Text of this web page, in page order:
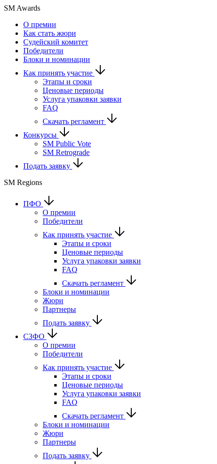
SM Awards
О премии
Как стать жюри
Судейский комитет
Победители
Блоки и номинации
Как принять участие
Этапы и сроки
Ценовые периоды
Услуга упаковки заявки
FAQ
Скачать регламент
Конкурсы
SM Public Vote
SM Retrograde
Подать заявку
SM Regions
ПФО
О премии
Победители
Как принять участие
Этапы и сроки
Ценовые периоды
Услуга упаковки заявки
FAQ
Скачать регламент
Блоки и номинации
Жюри
Партнеры
Подать заявку
СЗФО
О премии
Победители
Как принять участие
Этапы и сроки
Ценовые периоды
Услуга упаковки заявки
FAQ
Скачать регламент
Блоки и номинации
Жюри
Партнеры
Подать заявку